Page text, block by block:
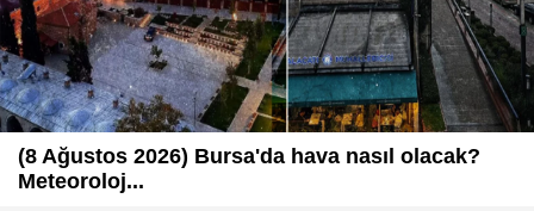
(8 Ağustos 2026) Bursa'da hava nasıl olacak?
Meteoroloj...